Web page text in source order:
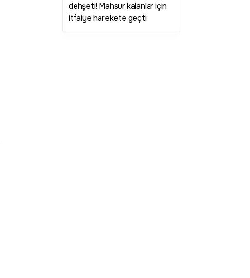
dehşeti! Mahsur kalanlar için
itfaiye harekete geçti